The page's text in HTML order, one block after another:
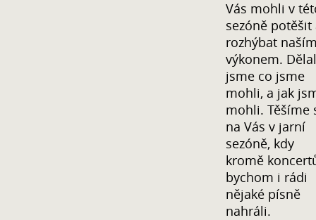
Vás mohli v
sezóně potěšit
rozhýbat
výkonem.
jsme co jsme
mohli, a jak
mohli. Těšíme
na Vás v jarní
sezóně, kdy
kromě
bychom i rádi
nějaké písně
nahráli.